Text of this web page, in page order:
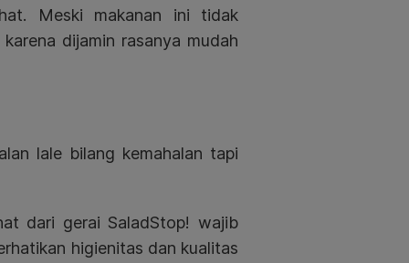
Meski makanan ini tidak
dijamin rasanya mudah
lale bilang kemahalan tapi
dari gerai SaladStop! wajib
higienitas dan kualitas